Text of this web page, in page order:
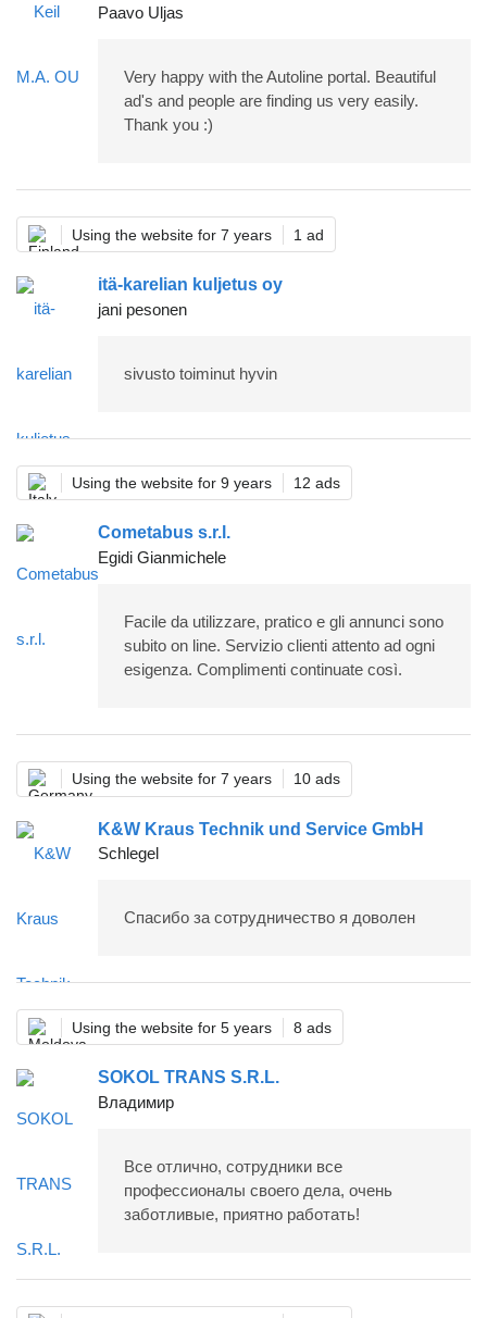
Paavo Uljas
Very happy with the Autoline portal. Beautiful
ad's and people are finding us very easily.
Thank you :)
Using the website for 7 years 1 ad
itä-karelian kuljetus oy
jani pesonen
sivusto toiminut hyvin
Using the website for 9 years 12 ads
Cometabus s.r.l.
Egidi Gianmichele
Facile da utilizzare, pratico e gli annunci sono
subito on line. Servizio clienti attento ad ogni
esigenza. Complimenti continuate così.
Using the website for 7 years 10 ads
K&W Kraus Technik und Service GmbH
Schlegel
Спасибо за сотрудничество я доволен
Using the website for 5 years 8 ads
SOKOL TRANS S.R.L.
Владимир
Все отлично, сотрудники все
профессионалы своего дела, очень
заботливые, приятно работать!